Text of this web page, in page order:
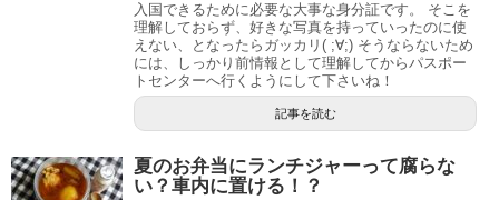
入国できるために必要な大事な身分証です。 そこを
理解しておらず、好きな写真を持っていったのに使
えない、となったらガッカリ( ;∀;) そうならないため
には、しっかり前情報として理解してからパスポー
トセンターへ行くようにして下さいね！
記事を読む
夏のお弁当にランチジャーって腐らな
い？車内に置ける！？